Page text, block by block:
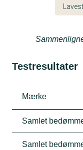
Testresultater
Mærke
Samlet
Samlet